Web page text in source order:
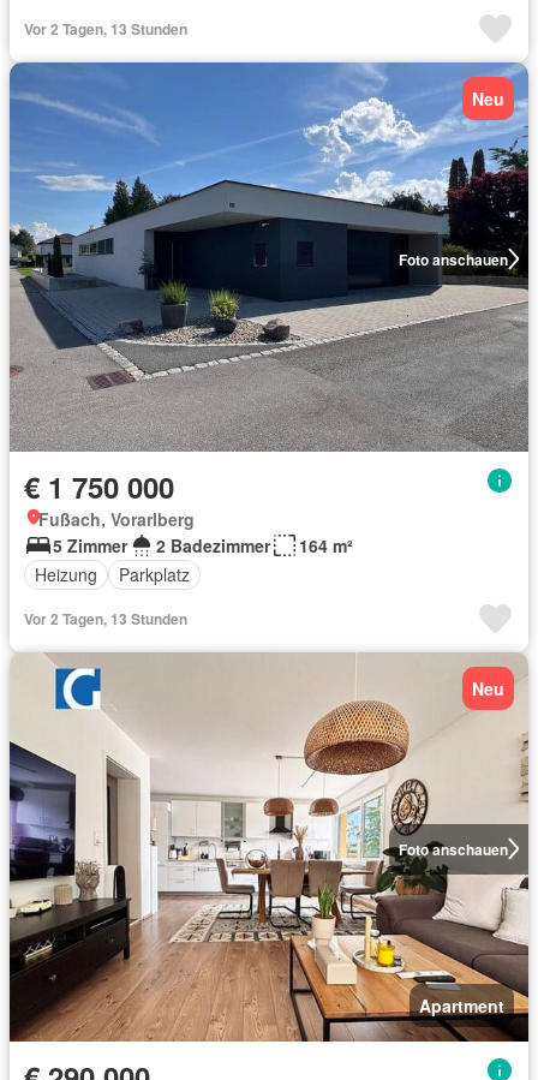
Vor 2 Tagen, 13 Stunden
Foto anschauen
Neu
€ 1 750 000
Fußach, Vorarlberg
5 Zimmer
2 Badezimmer
164 m²
Heizung
Parkplatz
Vor 2 Tagen, 13 Stunden
Foto anschauen
Neu
Apartment